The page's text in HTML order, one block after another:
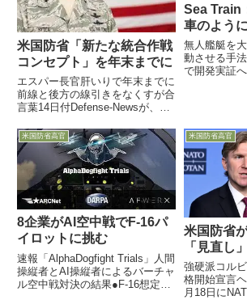
米国防省「新たな統合作戦
コンセプト」を年末までに
エスパー長官肝いりで年末までに
前線と後方の線引きをなくすが合
言葉14日付Defense-Newsが、米
りで年末完成マストで精力的に取
り組む「新たな統合作戦コンセプ
ト：a new joint war-fighti...
Sea Train
車のよう
無人艦艇を
動させる手
で開発実証
試験をおこ
米国防省高官
8企業がAI空中戦でF-16パ
イロットに挑む
速報「AlphaDogfight Trials」人間
操縦者とAI操縦者によるバーチャ
ル空中戦対決の結果●F-16想定の
米国防省高官
米国防省
「見直し
強硬派コル
格開始宣言
月18日に